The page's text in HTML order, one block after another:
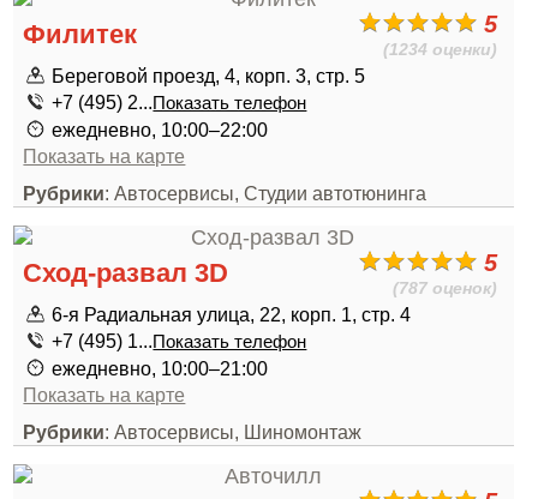
5
(1234 оценки)
Филитек
Береговой проезд, 4, корп. 3, стр. 5
+7 (495) 2...Показать телефон
ежедневно, 10:00–22:00
Показать на карте
Рубрики: Автосервисы, Студии автотюнинга
5
(787 оценок)
Сход-развал 3D
6-я Радиальная улица, 22, корп. 1, стр. 4
+7 (495) 1...Показать телефон
ежедневно, 10:00–21:00
Показать на карте
Рубрики: Автосервисы, Шиномонтаж